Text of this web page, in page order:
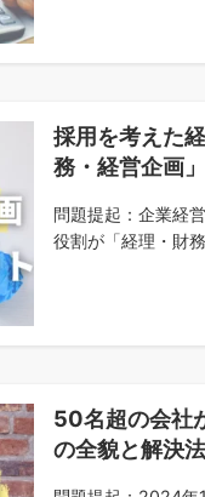
採用を考えた
務・経営企画
問題提起：企業経
役割が「経理・財
50名超の会社
の全貌と解決法